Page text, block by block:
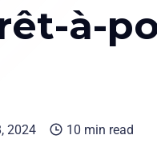
à-
2024 10 min read